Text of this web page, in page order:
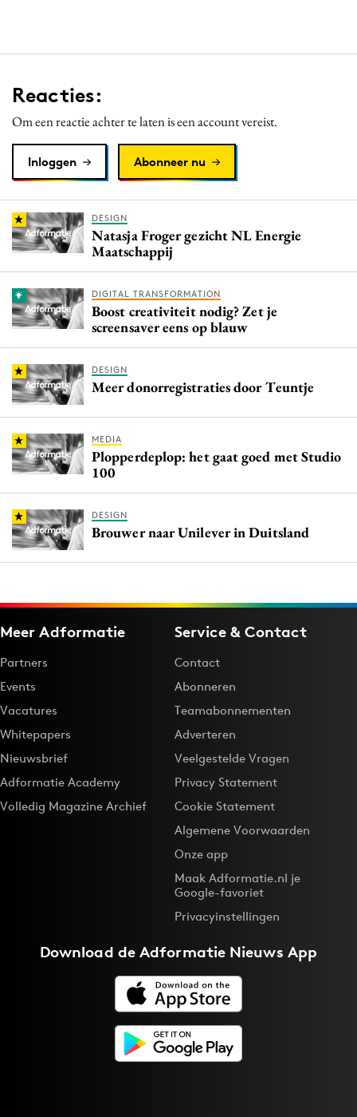
Reacties:
Om een reactie achter te laten is een account vereist.
Inloggen Abonneer nu
DESIGN
Natasja Froger gezicht NL Energie
Maatschappij
DIGITAL TRANSFORMATION
Boost creativiteit nodig? Zet je
screensaver eens op blauw
DESIGN
Meer donorregistraties door Teuntje
MEDIA
Plopperdeplop: het gaat goed met Studio
100
DESIGN
Brouwer naar Unilever in Duitsland
Meer Adformatie
Partners
Events
Vacatures
Whitepapers
Nieuwsbrief
Adformatie Academy
Volledig Magazine Archief
Service & Contact
Contact
Abonneren
Teamabonnementen
Adverteren
Veelgestelde Vragen
Privacy Statement
Cookie Statement
Algemene Voorwaarden
Onze app
Maak Adformatie.nl je
Google-favoriet
Privacyinstellingen
Download deAdformatie Nieuws App